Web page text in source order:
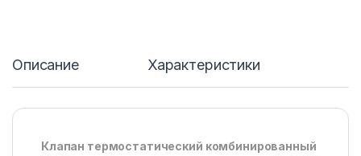
Описание Характеристики
Клапан термостатический комбинированный